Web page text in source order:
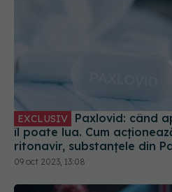
EXCLUSIV
îl poate lua. Cum
ritonavir, substanțele din
semnat contractul. Va fi
recomandarea medicului
09 oct 2023, 13:08